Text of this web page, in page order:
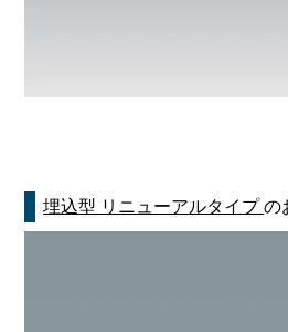
埋込型 リニューアルタイプの